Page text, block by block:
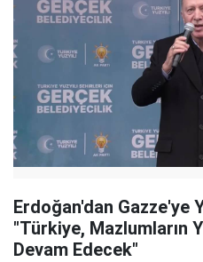
Erdoğan'dan Gazze'ye
"Türkiye, Mazlumların
Devam Edecek"